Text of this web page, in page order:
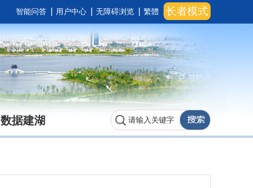
长者模式
智能问答 用户中心 无障碍浏览 繁體
数据建湖